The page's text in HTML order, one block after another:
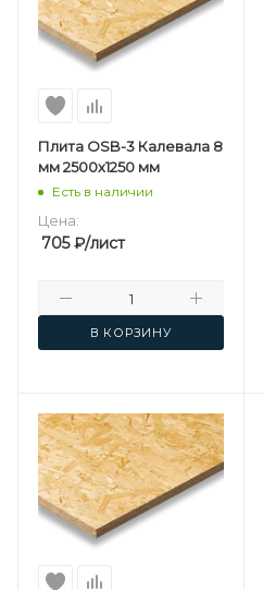
Плита OSB-3 Калевала 8
мм 2500х1250 мм
Есть в наличии
Цена:
705₽/лист
В КОРЗИНУ